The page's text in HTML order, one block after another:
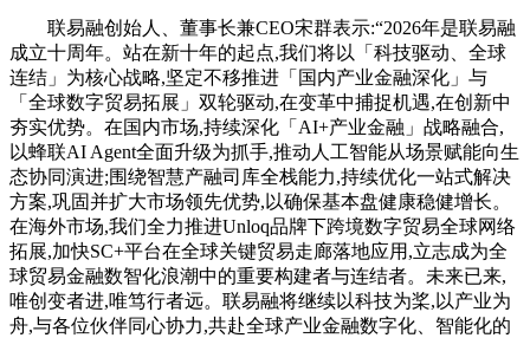
联易融创始人、董事长兼CEO宋群表示:“2026年是联易融
成立十周年。站在新十年的起点,我们将以「科技驱动、全球
连结」为核心战略,坚定不移推进「国内产业金融深化」与
「全球数字贸易拓展」双轮驱动,在变革中捕捉机遇,在创新中
夯实优势。在国内市场,持续深化「AI+产业金融」战略融合,
以蜂联AI Agent全面升级为抓手,推动人工智能从场景赋能向生
态协同演进;围绕智慧产融司库全栈能力,持续优化一站式解决
方案,巩固并扩大市场领先优势,以确保基本盘健康稳健增长。
在海外市场,我们全力推进Unloq品牌下跨境数字贸易全球网络
拓展,加快SC+平台在全球关键贸易走廊落地应用,立志成为全
球贸易金融数智化浪潮中的重要构建者与连结者。未来已来,
唯创变者进,唯笃行者远。联易融将继续以科技为桨,以产业为
舟,与各位伙伴同心协力,共赴全球产业金融数字化、智能化的